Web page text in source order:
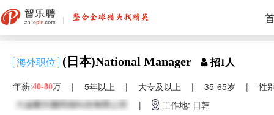
海外职位 (日本)National Manager 招1人
年薪:40-80万 | 5年以上 | 大专及以上 | 35-65岁 |
性
|
工作地: 日韩